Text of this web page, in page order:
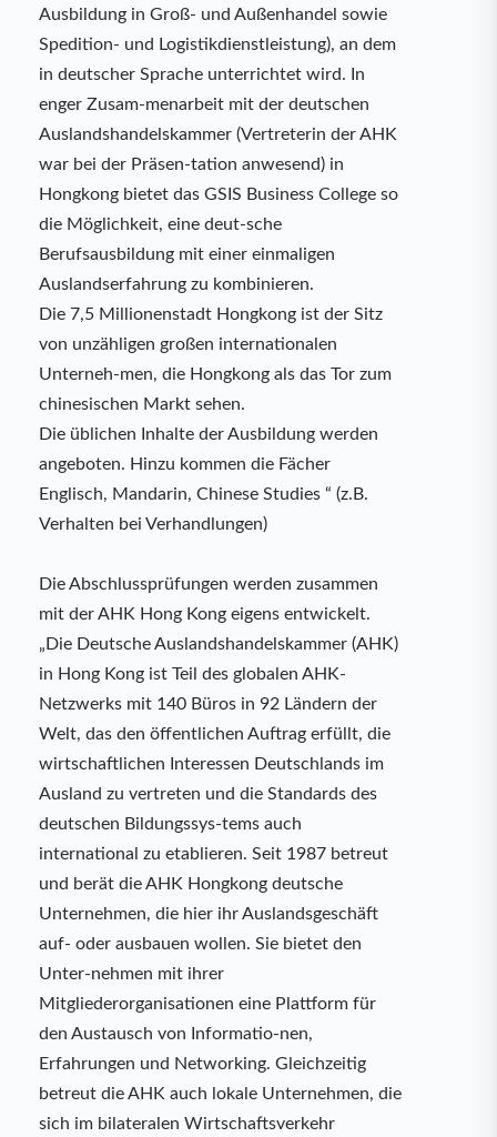
Ausbildung in Groß- und Außenhandel sowie
Spedition- und Logistikdienstleistung), an dem
in deutscher Sprache unterrichtet wird. In
enger Zusam-menarbeit mit der deutschen
Auslandshandelskammer (Vertreterin der AHK
war bei der Präsen-tation anwesend) in
Hongkong bietet das GSIS Business College so
die Möglichkeit, eine deut-sche
Berufsausbildung mit einer einmaligen
Auslandserfahrung zu kombinieren.
Die 7,5 Millionenstadt Hongkong ist der Sitz
von unzähligen großen internationalen
Unterneh-men, die Hongkong als das Tor zum
chinesischen Markt sehen.
Die üblichen Inhalte der Ausbildung werden
angeboten. Hinzu kommen die Fächer
Englisch, Mandarin, Chinese Studies “ (z.B.
Verhalten bei Verhandlungen)
Die Abschlussprüfungen werden zusammen
mit der AHK Hong Kong eigens entwickelt.
„Die Deutsche Auslandshandelskammer (AHK)
in Hong Kong ist Teil des globalen AHK-
Netzwerks mit 140 Büros in 92 Ländern der
Welt, das den öffentlichen Auftrag erfüllt, die
wirtschaftlichen Interessen Deutschlands im
Ausland zu vertreten und die Standards des
deutschen Bildungssys-tems auch
international zu etablieren. Seit 1987 betreut
und berät die AHK Hongkong deutsche
Unternehmen, die hier ihr Auslandsgeschäft
auf- oder ausbauen wollen. Sie bietet den
Unter-nehmen mit ihrer
Mitgliederorganisationen eine Plattform für
den Austausch von Informatio-nen,
Erfahrungen und Networking. Gleichzeitig
betreut die AHK auch lokale Unternehmen, die
sich im bilateralen Wirtschaftsverkehr